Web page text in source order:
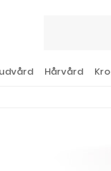
Hårvård